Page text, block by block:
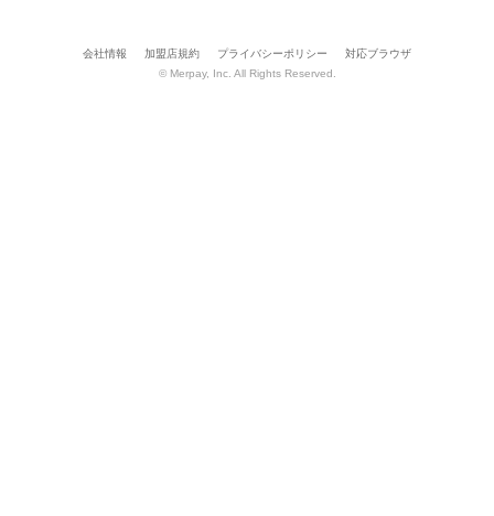
会社情報 加盟店規約 プライバシーポリシー
対応ブラウザ
© Merpay, Inc. All Rights Reserved.